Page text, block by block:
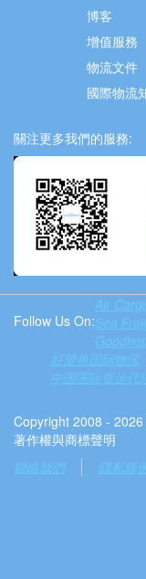
博客
增值服務
物流文件
國際物流
關注更多我們的服務:
Follow Us On:
Air
Sea
好望角国际物流
中国国际货运代
Copyright 2008 -
著作權與商標聲明
聯絡我們
隱私條